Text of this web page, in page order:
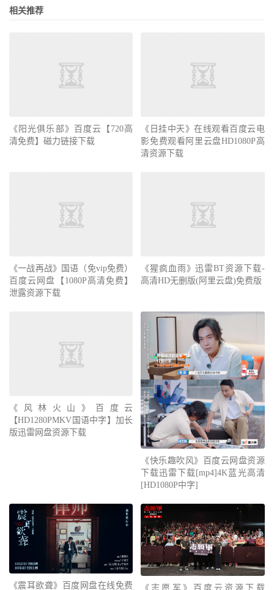
相关推荐
《阳光俱乐部》百度云【720高
清免费】磁力链接下载
《日挂中天》在线观看百度云电
影免费观看阿里云盘HD1080P高
清资源下载
《一战再战》国语（免vip免费）
百度云网盘【1080P高清免费】
泄露资源下载
《猩疯血雨》迅雷BT资源下载-
高清HD无删版(阿里云盘)免费版
《风林火山》百度云
【HD1280PMKV国语中字】加长
版迅雷网盘资源下载
《快乐趣吹风》百度云网盘资源
下载迅雷下载[mp4]4K蓝光高清
[HD1080P中字]
《震耳欲聋》百度网盘在线免费 《志愿军》百度云资源下载